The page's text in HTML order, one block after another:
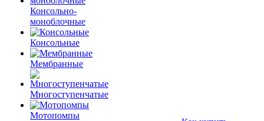
Консольно-
моноблочные
Консольные
Мембранные
Многоступенчатые
Мотопомпы